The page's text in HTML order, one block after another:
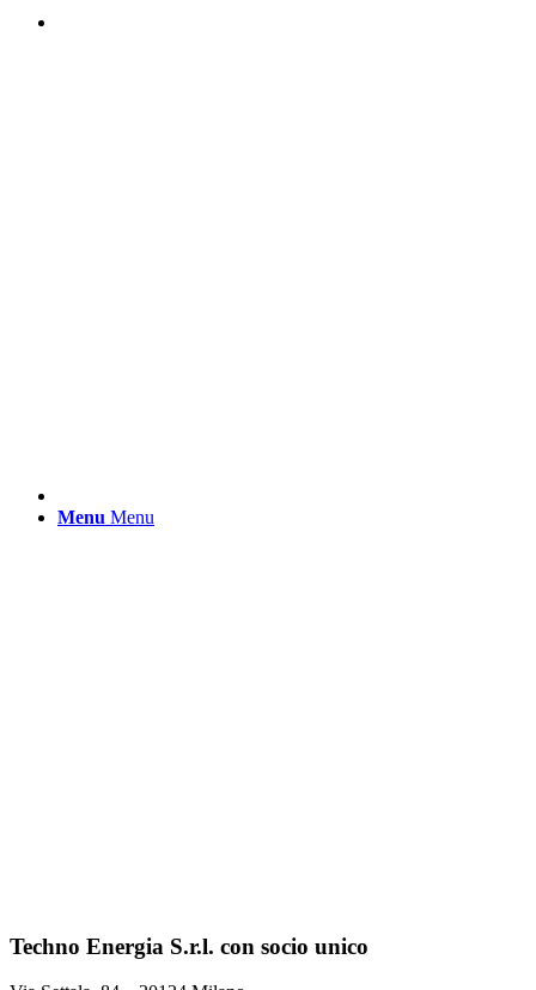
Menu Menu
Techno Energia S.r.l. con socio unico